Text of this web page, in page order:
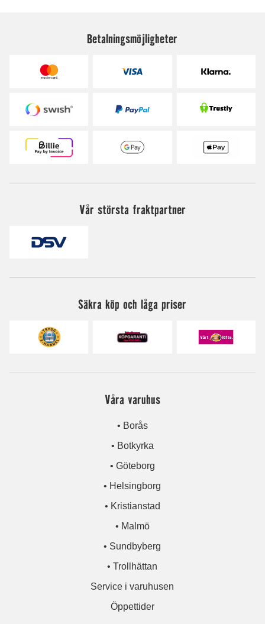
Betalningsmöjligheter
Vår största fraktpartner
Säkra köp och låga priser
Våra varuhus
• Borås
• Botkyrka
• Göteborg
• Helsingborg
• Kristianstad
• Malmö
• Sundbyberg
• Trollhättan
Service i varuhusen
Öppettider